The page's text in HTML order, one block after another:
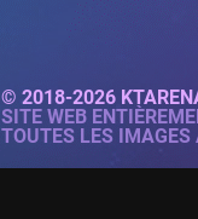
© 2018-2026
SITE WEB
TOUTES LES